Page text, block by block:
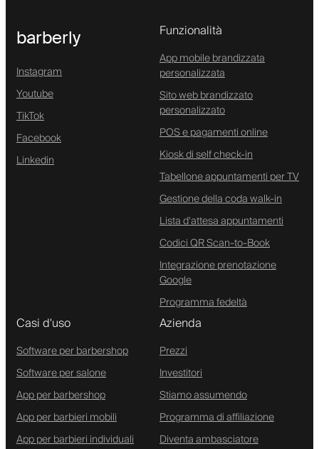
barberly
Instagram
Youtube
TikTok
Facebook
Linkedin
Funzionalità
App mobile brandizzata
personalizzata
Sito web brandizzato
personalizzato
POS e pagamenti online
Kiosk di self check-in
Tabellone appuntamenti per TV
Gestione della coda walk-in
Lista d'attesa appuntamenti
Codici QR Scan-to-Book
Integrazione prenotazione
Google
Programma fedeltà
Casi d'uso
Software per barbershop
Software per salone
App per barbershop
App per barbieri mobili
App per barbieri individuali
Azienda
Prezzi
Investitori
Stiamo assumendo
Programma di affiliazione
Diventa ambasciatore